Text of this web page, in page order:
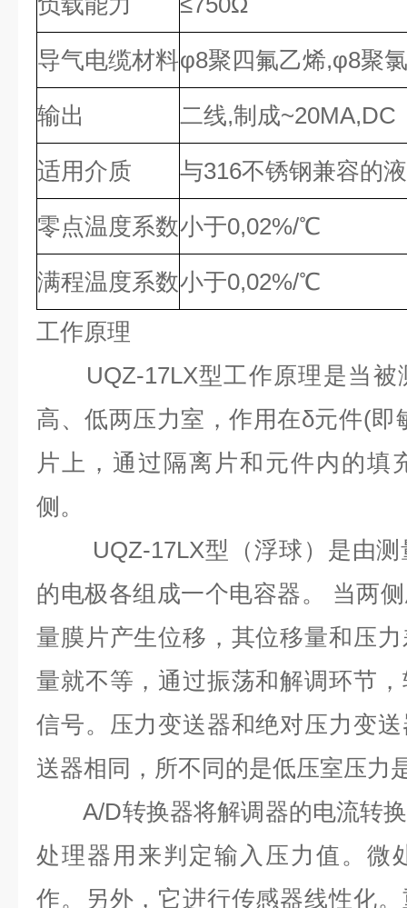
导气电缆材料φ8聚四氟乙烯,φ8聚
输出 二线,制成~20MA,DC
适用介质 与316不锈钢兼容的
零点温度系数小于0,02%/℃
满程温度系数小于0,02%/℃
工作原理
UQZ-17LX型工作原理是当被
高、低两压力室，作用在δ元件(即
片上，通过隔离片和元件内的填
侧。
UQZ-17LX型（浮球）是由测
的电极各组成一个电容器。 当两
量膜片产生位移，其位移量和压
量就不等，通过振荡和解调环节
信号。压力变送器和绝对压力变
送器相同，所不同的是低压室压力
A/D转换器将解调器的电流转换
处理器用来判定输入压力值。微
作。另外，它进行传感器线性化